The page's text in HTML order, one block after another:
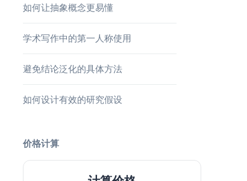
如何让抽象概念更易懂
学术写作中的第一人称使用
避免结论泛化的具体方法
如何设计有效的研究假设
价格计算